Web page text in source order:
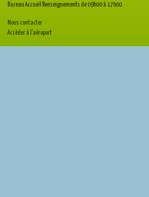
Bureau Accueil Renseignements de 09h00 à 17h00
Nous contacter
Accèder à l’aéroport